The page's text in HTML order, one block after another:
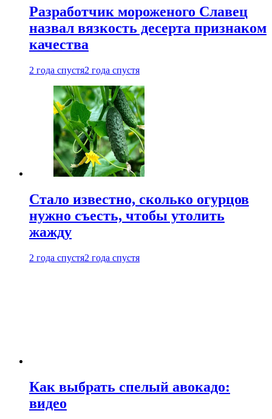
Разработчик мороженого Славец
назвал вязкость десерта признаком
качества
2 года спустя2 года спустя
Стало известно, сколько огурцов
нужно съесть, чтобы утолить
жажду
2 года спустя2 года спустя
Как выбрать спелый авокадо:
видео